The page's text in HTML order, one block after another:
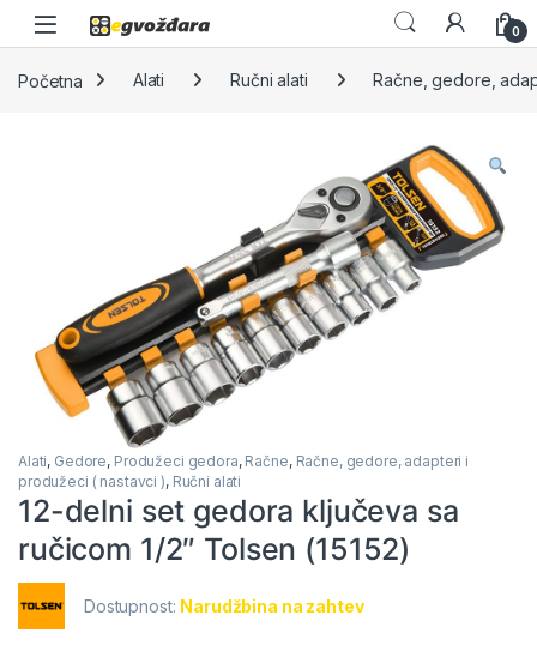
Skip to navigation
Skip to content
0
Početna Alati Ručni alati Račne, gedore,
Alati, Gedore, Produžeci gedora, Račne, Račne, gedore, adapteri i
produžeci ( nastavci ), Ručni alati
12-delni set gedora ključeva sa
ručicom 1/2″ Tolsen (15152)
Dostupnost: Narudžbina na zahtev